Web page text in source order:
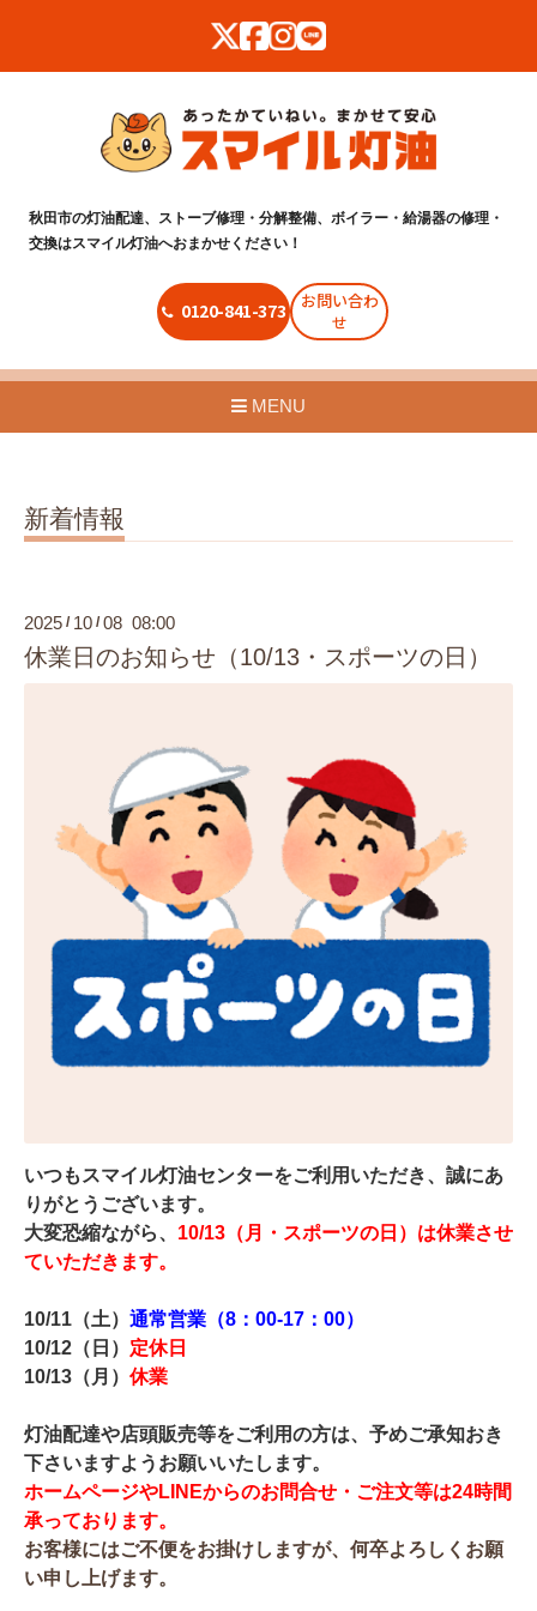
秋田市の灯油配達、ストーブ修理・分解整備、ボイラー・給湯器の修理・
交換はスマイル灯油へおまかせください！
0120-841-373
お問い合わ
せ
MENU
新着情報
2025 / 10 /08 08:00
休業日のお知らせ（10/13・スポーツの日）
いつもスマイル灯油センターをご利用いただき、誠にあ
りがとうございます。
大変恐縮ながら、 10/13（月・スポーツの日） は休業させ
ていただきます。
10/11 （土） 通常営業（8：00-17：00）
10/12（日） 定休日
10/13（月） 休業
灯油配達や店頭販売等をご利用の方は、予めご承知おき
下さいますようお願いいたします。
ホームページやLINEからのお問合せ・ご注文等は24時間
承っております。
お客様にはご不便をお掛けしますが、何卒よろしくお願
い申し上げます。